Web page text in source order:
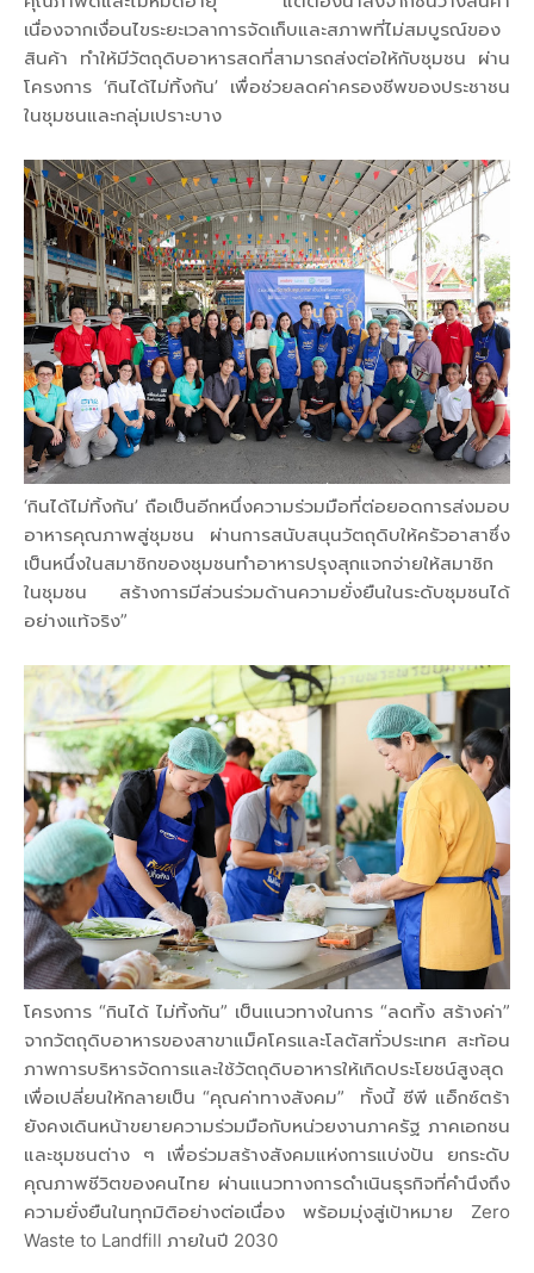
เนื่องจากเงื่อนไขระยะเวลาการจัดเก็บและสภาพที่ไม่สมบูรณ์ของ
สินค้า ทำให้มีวัตถุดิบอาหารสดที่สามารถส่งต่อให้กับชุมชน ผ่าน
โครงการ ‘กินได้ไม่ทิ้งกัน’ เพื่อช่วยลดค่าครองชีพของประชาชน
ในชุมชนและกลุ่มเปราะบาง
‘กินได้ไม่ทิ้งกัน’ ถือเป็นอีกหนึ่งความร่วมมือที่ต่อยอดการส่งมอบ
อาหารคุณภาพสู่ชุมชน ผ่านการสนับสนุนวัตถุดิบให้ครัวอาสาซึ่ง
เป็นหนึ่งในสมาชิกของชุมชนทำอาหารปรุงสุกแจกจ่ายให้สมาชิก
ในชุมชน สร้างการมีส่วนร่วมด้านความยั่งยืนในระดับชุมชนได้
อย่างแท้จริง”
โครงการ “กินได้ ไม่ทิ้งกัน” เป็นแนวทางในการ “ลดทิ้ง สร้างค่า”
จากวัตถุดิบอาหารของสาขาแม็คโครและโลตัสทั่วประเทศ สะท้อน
ภาพการบริหารจัดการและใช้วัตถุดิบอาหารให้เกิดประโยชน์สูงสุด
เพื่อเปลี่ยนให้กลายเป็น “คุณค่าทางสังคม” ทั้งนี้ ซีพี แอ็กซ์ตร้า
ยังคงเดินหน้าขยายความร่วมมือกับหน่วยงานภาครัฐ ภาคเอกชน
และชุมชนต่าง ๆ เพื่อร่วมสร้างสังคมแห่งการแบ่งปัน ยกระดับ
คุณภาพชีวิตของคนไทย ผ่านแนวทางการดำเนินธุรกิจที่คำนึงถึง
ความยั่งยืนในทุกมิติอย่างต่อเนื่อง พร้อมมุ่งสู่เป้าหมาย Zero
Waste to Landfill ภายในปี 2030